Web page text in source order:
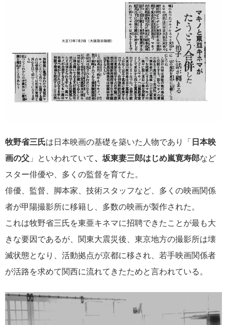
牧野省三氏は日本映画の基礎を築いた人物であり「 日本映
画の父 」といわれていて、坂東妻三郎はじめ嵐寛寿郎など
スター俳優や、多くの監督を育てた。
俳優、監督、脚本家、技術スタッフなど、多くの映画関係
者が甲陽撮影所に移籍し、多数の映画が製作された。
これは牧野省三氏を東亜キネマに招聘できたことが最も大
きな要因であるが、関東大震災後、東京地方の撮影所は壊
滅状態となり、活動拠点が京都に移され、若手映画関係者
が活路を求めて関西に流れてきたためと言われている。